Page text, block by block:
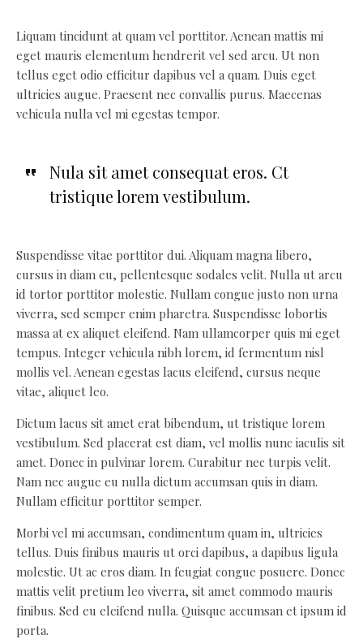
Liquam tincidunt at quam vel porttitor. Aenean mattis mi
eget mauris elementum hendrerit vel sed arcu. Ut non
tellus eget odio efficitur dapibus vel a quam. Duis eget
ultricies augue. Praesent nec convallis purus. Maecenas
vehicula nulla vel mi egestas tempor.
Nula sit amet consequat eros. Ct
tristique lorem vestibulum.
Suspendisse vitae porttitor dui. Aliquam magna libero,
cursus in diam eu, pellentesque sodales velit. Nulla ut arcu
id tortor porttitor molestie. Nullam congue justo non urna
viverra, sed semper enim pharetra. Suspendisse lobortis
massa at ex aliquet eleifend. Nam ullamcorper quis mi eget
tempus. Integer vehicula nibh lorem, id fermentum nisl
mollis vel. Aenean egestas lacus eleifend, cursus neque
vitae, aliquet leo.
Dictum lacus sit amet erat bibendum, ut tristique lorem
vestibulum. Sed placerat est diam, vel mollis nunc iaculis sit
amet. Donec in pulvinar lorem. Curabitur nec turpis velit.
Nam nec augue eu nulla dictum accumsan quis in diam.
Nullam efficitur porttitor semper.
Morbi vel mi accumsan, condimentum quam in, ultricies
tellus. Duis finibus mauris ut orci dapibus, a dapibus ligula
molestie. Ut ac eros diam. In feugiat congue posuere. Donec
mattis velit pretium leo viverra, sit amet commodo mauris
finibus. Sed eu eleifend nulla. Quisque accumsan et ipsum id
porta.